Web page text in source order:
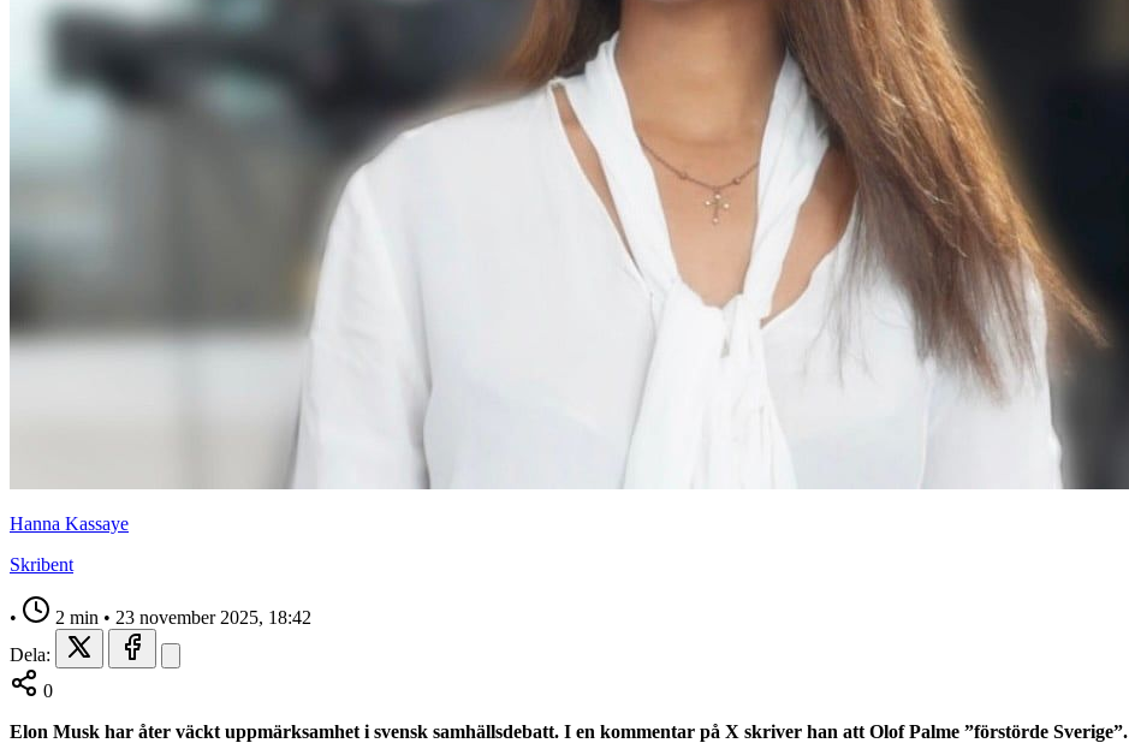
Hanna Kassaye
Skribent
• 2 min • 23 november 2025, 18:42
Dela:
0
Elon Musk har åter väckt uppmärksamhet i svensk samhällsdebatt. I en kommentar på X skriver han att Olof Palme ”förstörde Sverige”.